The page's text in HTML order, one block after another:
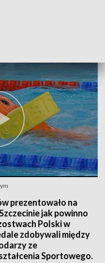
prezentowało na
jak powinno
Polski w
zdobywali między
ze
Sportowego.